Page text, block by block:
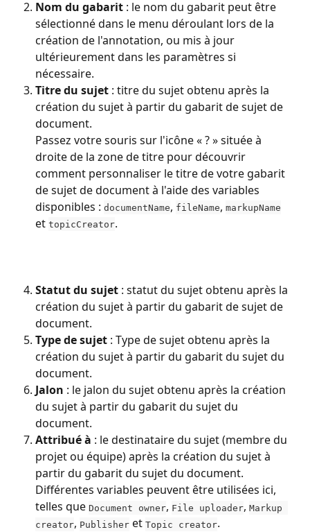
Nom du gabarit : le nom du gabarit peut être
sélectionné dans le menu déroulant lors de la
création de l'annotation, ou mis à jour
ultérieurement dans les paramètres si
nécessaire.
Titre du sujet : titre du sujet obtenu après la
création du sujet à partir du gabarit de sujet de
document.
Passez votre souris sur l'icône « ? » située à
droite de la zone de titre pour découvrir
comment personnaliser le titre de votre gabarit
de sujet de document à l'aide des variables
disponibles : documentName, fileName, markupName
et topicCreator.
Statut du sujet : statut du sujet obtenu après la
création du sujet à partir du gabarit de sujet de
document.
Type de sujet : Type de sujet obtenu après la
création du sujet à partir du gabarit du sujet du
document.
Jalon : le jalon du sujet obtenu après la création
du sujet à partir du gabarit du sujet du
document.
Attribué à : le destinataire du sujet (membre du
projet ou équipe) après la création du sujet à
partir du gabarit du sujet du document.
Différentes variables peuvent être utilisées ici,
telles que Document owner, File uploader, Markup
creator, Publisher et Topic creator.